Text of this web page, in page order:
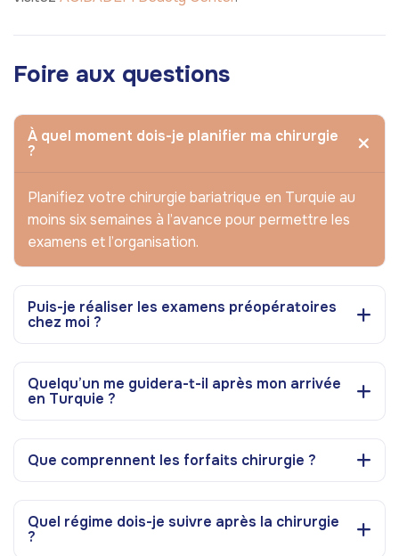
Foire aux questions
À quel moment dois-je planifier ma chirurgie
?
Planifiez votre chirurgie bariatrique en Turquie au
moins six semaines à l’avance pour permettre les
examens et l’organisation.
Puis-je réaliser les examens préopératoires
chez moi ?
Quelqu’un me guidera-t-il après mon arrivée
en Turquie ?
Que comprennent les forfaits chirurgie ?
Quel régime dois-je suivre après la chirurgie
?